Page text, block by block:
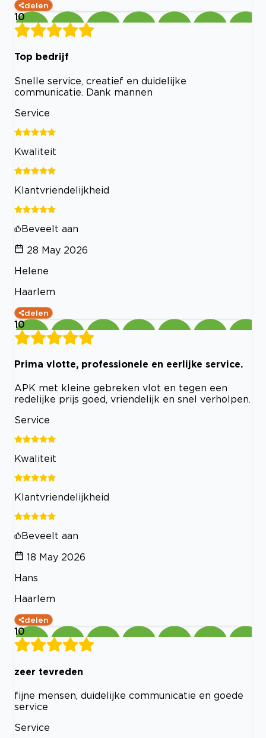
delen
10
Top bedrijf
Snelle service, creatief en duidelijke
communicatie. Dank mannen
Service
Kwaliteit
Klantvriendelijkheid
Beveelt aan
28 May 2026
Helene
Haarlem
delen
10
Prima vlotte, professionele en eerlijke service.
APK met kleine gebreken vlot en tegen een
redelijke prijs goed, vriendelijk en snel verholpen.
Service
Kwaliteit
Klantvriendelijkheid
Beveelt aan
18 May 2026
Hans
Haarlem
delen
10
zeer tevreden
fijne mensen, duidelijke communicatie en goede
service
Service